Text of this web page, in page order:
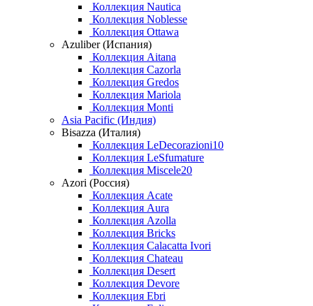
Коллекция Nautica
Коллекция Noblesse
Коллекция Ottawa
Azuliber (Испания)
Коллекция Aitana
Коллекция Cazorla
Коллекция Gredos
Коллекция Mariola
Коллекция Monti
Asia Pacific (Индия)
Bisazza (Италия)
Коллекция LeDecorazioni10
Коллекция LeSfumature
Коллекция Miscele20
Azori (Россия)
Коллекция Acate
Коллекция Aura
Коллекция Azolla
Коллекция Bricks
Коллекция Calacatta Ivori
Коллекция Chateau
Коллекция Desert
Коллекция Devore
Коллекция Ebri